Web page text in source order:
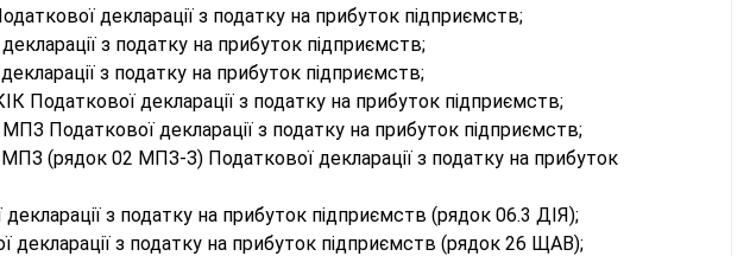
декларації з податку на прибуток підприємств;
з податку на прибуток підприємств;
з податку на прибуток підприємств;
Податкової декларації з податку на прибуток підприємств;
Податкової декларації з податку на прибуток підприємств;
(рядок 02 МПЗ-З) Податкової декларації з податку на прибуток
з податку на прибуток підприємств (рядок 06.3 ДІЯ);
з податку на прибуток підприємств (рядок 26 ЩАВ);